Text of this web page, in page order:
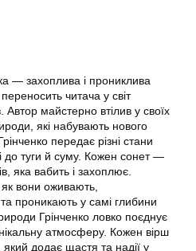
— захоплива і прониклива
читача у світ
Автор майстерно втілив у своїх
які набувають нового
передає різні стани
до туги й суму. Кожен сонет —
яка вабить і захоплює.
вони оживають,
проникають у самі глибини
Грінченко ловко поєднує
атмосферу. Кожен вірш
додає щастя та надії у